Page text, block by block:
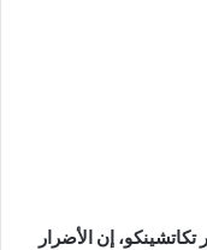
إن الأضرار